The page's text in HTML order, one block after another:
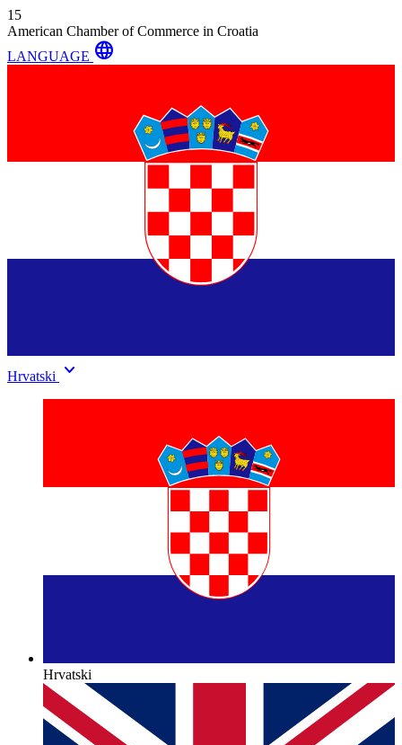
15
American Chamber of Commerce in Croatia
LANGUAGE language
Hrvatski keyboard_arrow_down
Hrvatski